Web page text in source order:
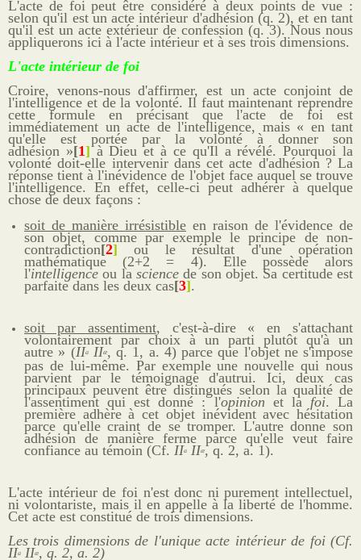
L'acte de foi peut être considéré à deux points de vue :
selon qu'il est un acte intérieur d'adhésion (q. 2), et en tant
qu'il est un acte extérieur de confession (q. 3). Nous nous
appliquerons ici à l'acte intérieur et à ses trois dimensions.
L'acte intérieur de foi
Croire, venons-nous d'affirmer, est un acte conjoint de
l'intelligence et de la volonté. Il faut maintenant reprendre
cette formule en précisant que l'acte de foi est
immédiatement un acte de l'intelligence, mais « en tant
qu'elle est portée par la volonté à donner son
adhésion »[1]à Dieu et à ce qu'Il a révélé. Pourquoi la
volonté doit-elle intervenir dans cet acte d'adhésion ? La
réponse tient à l'inévidence de l'objet face auquel se trouve
l'intelligence. En effet, celle-ci peut adhérer à quelque
chose de deux façons :
soit de manière irrésistible en raison de l'évidence de
son objet, comme par exemple le principe de non-
contradiction[2] ou le résultat d'une opération
mathématique (2+2 = 4). Elle possède alors
l'intelligence ou la science de son objet. Sa certitude est
parfaite dans les deux cas[3].
soit par assentiment, c'est-à-dire « en s'attachant
volontairement par choix à un parti plutôt qu'à un
autre » (IIaIIæ, q. 1, a. 4) parce que l'objet ne s'impose
pas de lui-même. Par exemple une nouvelle qui nous
parvient par le témoignage d'autrui. Ici, deux cas
principaux peuvent être distingués selon la qualité de
l'assentiment qui est donné : l'opinion et la foi. La
première adhère à cet objet inévident avec hésitation
parce qu'elle craint de se tromper. L'autre donne son
adhésion de manière ferme parce qu'elle veut faire
confiance au témoin (Cf. IIa IIæ, q. 2, a. 1).
L'acte intérieur de foi n'est donc ni purement intellectuel,
ni volontariste, mais il en appelle à la liberté de l'homme.
Cet acte est constitué de trois dimensions.
Les trois dimensions de l'unique acte intérieur de foi (Cf.
IIa IIæ, q. 2, a. 2)